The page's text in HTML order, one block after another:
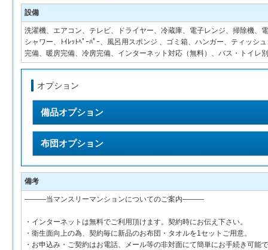
設備
洗濯機、エアコン、テレビ、ドライヤー、冷蔵庫、電子レンジ、掃除機
シャワー、ﾄｲﾚｯﾄﾍﾟｰﾊﾟｰ、風呂用スポンジ 、ゴミ箱、ハンガー、ティッ
完備、暖房完備、冷房完備、インターネット対応（無料）、バス・トイレ
オプション
備品オプション
布団オプション
備考
―――当マンスリーマンションについてのご案内―――
・インターネットは無料でご利用頂けます。契約時にお伝え下さい。
・衛生面向上の為、契約毎に新品のお布団・タオルを1セットご用意。
・お申込み・ご契約はお電話、メール等の非対面にて簡単にお手続き可能